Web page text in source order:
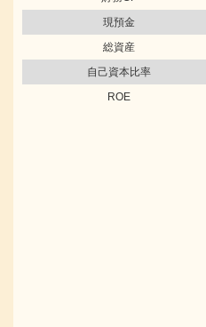
現預金
総資産
自己資本比率
ROE